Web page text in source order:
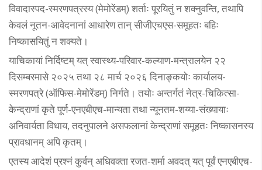
विवादास्पद-स्मरणपत्रस्य (मेमोरेंडम्) शर्ताः पूरयितुं न शक्नुवन्ति, तथापि
केवलं नूतन-आवेदनानां आधारेण तान् सीजीएचएस-समूहतः बहिः
निष्कासयितुं न शक्यते।
याचिकायां निर्दिष्टम् यत् स्वास्थ्य-परिवार-कल्याण-मन्त्रालयेन २२
दिसम्बरमासे २०२५ तथा २८ मार्च २०२६ दिनाङ्कयोः कार्यालय-
स्मरणपत्रे (ऑफिस-मेमोरेंडम्) निर्गते। तयोः अन्तर्गतं नेत्र-चिकित्सा-
केन्द्राणां कृते पूर्ण-एनएबीएच-मान्यता तथा न्यूनतम-शय्या-संख्यायाः
अनिवार्यता विधाय, तदनुपालने असफलानां केन्द्राणां समूहतः निष्कासनस्य
प्रावधानम् अपि कृतम्।
एतस्य आदेशं प्रश्नं कुर्वन् अधिवक्ता रजत-शर्मा अवदत् यत् पूर्वं एनएबीएच-